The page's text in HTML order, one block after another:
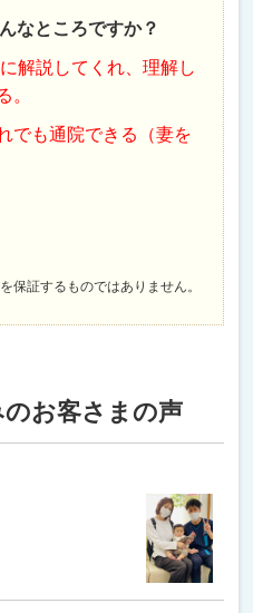
なところですか？
解説してくれ、理解し
。
でも通院できる（妻を
保証するものではありません。
お客さまの声